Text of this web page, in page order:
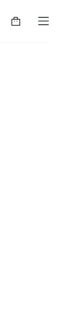
購